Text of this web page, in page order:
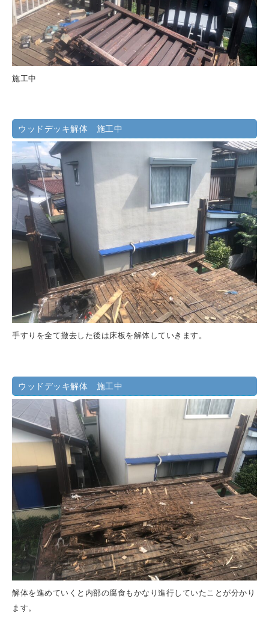
施工中
ウッドデッキ解体 施工中
手すりを全て撤去した後は床板を解体していきます。
ウッドデッキ解体 施工中
解体を進めていくと内部の腐食もかなり進行していたことが分かり
ます。